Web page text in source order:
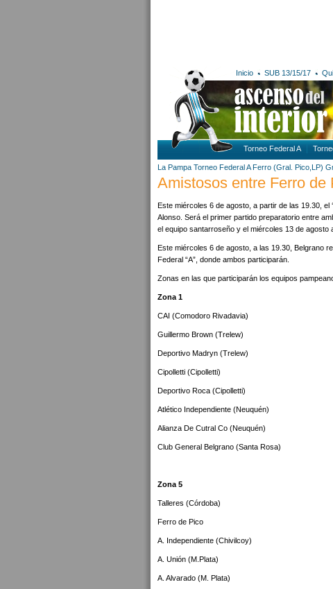
Inicio SUB 13/15/17
Torneo Federal A
La Pampa Torneo Federal A Ferro (Gral. Pico,LP)
Amistosos entre Ferro
Este miércoles 6 de agosto, a partir de las 19.30, el
Alonso. Será el primer partido preparatorio entre
el equipo santarroseño y el miércoles 13 de agosto
Este miércoles 6 de agosto, a las 19.30, Belgrano
Federal “A”, donde ambos participarán.
Zonas en las que participarán los equipos
Zona 1
CAI (Comodoro Rivadavia)
Guillermo Brown (Trelew)
Deportivo Madryn (Trelew)
Cipolletti (Cipolletti)
Deportivo Roca (Cipolletti)
Atlético Independiente (Neuquén)
Alianza De Cutral Co (Neuquén)
Club General Belgrano (Santa Rosa)
Zona 5
Talleres (Córdoba)
Ferro de Pico
A. Independiente (Chivilcoy)
A. Unión (M.Plata)
A. Alvarado (M. Plata)